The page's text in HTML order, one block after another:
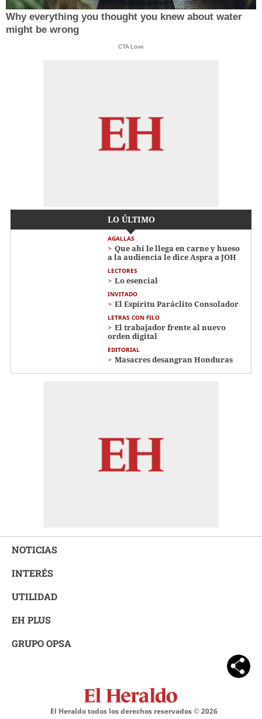
Why everything you thought you knew about water
might be wrong
CTA Love
LO ÚLTIMO
AGALLAS
Que ahí le llega en carne y hueso
a la audiencia le dice Aspra a JOH
LECTORES
Lo esencial
INVITADO
El Espíritu Paráclito Consolador
LETRAS CON FILO
El trabajador frente al nuevo
orden digital
EDITORIAL
Masacres desangran Honduras
NOTICIAS
INTERÉS
UTILIDAD
EH PLUS
GRUPO OPSA
El Heraldo todos los derechos reservados ©2026